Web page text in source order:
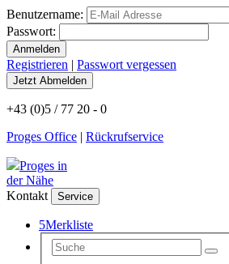
Benutzername:
Passwort:
Registrieren | Passwort vergessen
+43 (0)5 / 77 20 - 0
Proges Office | Rückrufservice
Proges in
der Nähe
Kontakt
Service
5Merkliste